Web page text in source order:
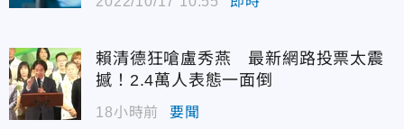
賴清德狂嗆盧秀燕 最新網路投票太震
撼！2.4萬人表態一面倒
18小時前 要聞